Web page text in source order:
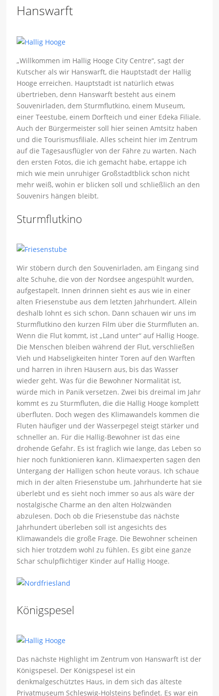
Hanswarft
„Willkommen im Hallig Hooge City Centre“, sagt der
Kutscher als wir Hanswarft, die Hauptstadt der Hallig
Hooge erreichen. Hauptstadt ist natürlich etwas
übertrieben, denn Hanswarft besteht aus einem
Souvenirladen, dem Sturmflutkino, einem Museum,
einer Teestube, einem Dorfteich und einer Edeka Filiale.
Auch der Bürgermeister soll hier seinen Amtsitz haben
und die Tourismusfiliale. Alles scheint hier im Zentrum
auf die Tagesausflügler von der Fähre zu warten. Nach
den ersten Fotos, die ich gemacht habe, ertappe ich
mich wie mein unruhiger Großstadtblick schon nicht
mehr weiß, wohin er blicken soll und schließlich an den
Souvenirs hängen bleibt.
Sturmflutkino
Wir stöbern durch den Souvenirladen, am Eingang sind
alte Schuhe, die von der Nordsee angespühlt wurden,
aufgestapelt. Innen drinnen sieht es aus wie in einer
alten Friesenstube aus dem letzten Jahrhundert. Allein
deshalb lohnt es sich schon. Dann schauen wir uns im
Sturmflutkino den kurzen Film über die Sturmfluten an.
Wenn die Flut kommt, ist „Land unter“ auf Hallig Hooge.
Die Menschen bleiben während der Flut, verschließen
Vieh und Habseligkeiten hinter Toren auf den Warften
und harren in ihren Häusern aus, bis das Wasser
wieder geht. Was für die Bewohner Normalität ist,
würde mich in Panik versetzen. Zwei bis dreimal im Jahr
kommt es zu Sturmfluten, die die Hallig Hooge komplett
überfluten. Doch wegen des Klimawandels kommen die
Fluten häufiger und der Wasserpegel steigt stärker und
schneller an. Für die Hallig-Bewohner ist das eine
drohende Gefahr. Es ist fraglich wie lange, das Leben so
hier noch funktionieren kann. Klimaexperten sagen den
Untergang der Halligen schon heute voraus. Ich schaue
mich in der alten Friesenstube um. Jahrhunderte hat sie
überlebt und es sieht noch immer so aus als wäre der
nostalgische Charme an den alten Holzwänden
abzulesen. Doch ob die Friesenstube das nächste
Jahrhundert überleben soll ist angesichts des
Klimawandels die große Frage. Die Bewohner scheinen
sich hier trotzdem wohl zu fühlen. Es gibt eine ganze
Schar schulpflichtiger Kinder auf Hallig Hooge.
Königspesel
Das nächste Highlight im Zentrum von Hanswarft ist der
Königspesel. Der Königspesel ist ein
denkmalgeschütztes Haus, in dem sich das älteste
Privatmuseum Schleswig-Holsteins befindet. Es war ein